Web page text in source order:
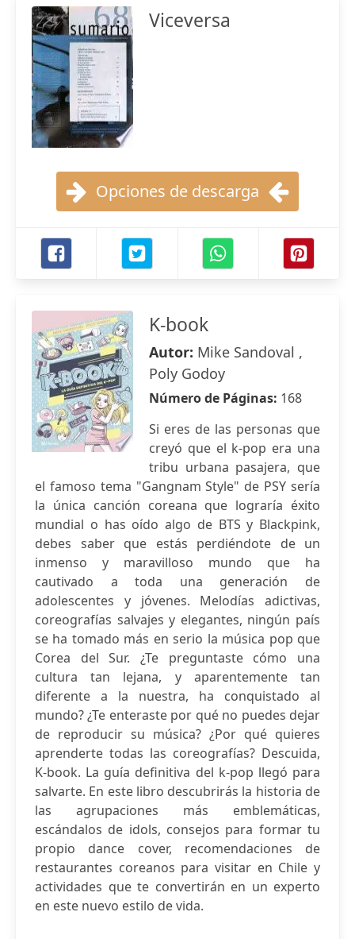
Viceversa
Opciones de descarga
K-book
Autor: Mike Sandoval ,
Poly Godoy
Número de Páginas: 168
Si eres de las personas que
creyó que el k-pop era una
tribu urbana pasajera, que
el famoso tema "Gangnam Style" de PSY sería
la única canción coreana que lograría éxito
mundial o has oído algo de BTS y Blackpink,
debes saber que estás perdiéndote de un
inmenso y maravilloso mundo que ha
cautivado a toda una generación de
adolescentes y jóvenes. Melodías adictivas,
coreografías salvajes y elegantes, ningún país
se ha tomado más en serio la música pop que
Corea del Sur. ¿Te preguntaste cómo una
cultura tan lejana, y aparentemente tan
diferente a la nuestra, ha conquistado al
mundo? ¿Te enteraste por qué no puedes dejar
de reproducir su música? ¿Por qué quieres
aprenderte todas las coreografías? Descuida,
K-book. La guía definitiva del k-pop llegó para
salvarte. En este libro descubrirás la historia de
las agrupaciones más emblemáticas,
escándalos de idols, consejos para formar tu
propio dance cover, recomendaciones de
restaurantes coreanos para visitar en Chile y
actividades que te convertirán en un experto
en este nuevo estilo de vida.